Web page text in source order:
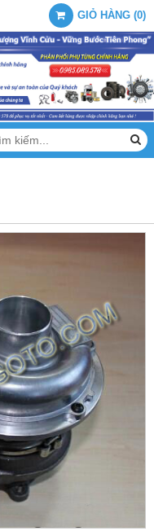
GIỎ HÀNG (0)